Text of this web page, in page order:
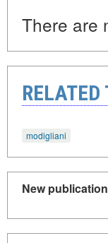
There are
RELATED
modigliani
New